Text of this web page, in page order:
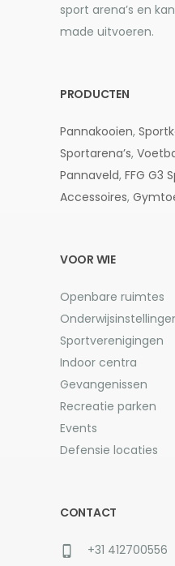
sport arena’s en
made uitvoeren.
PRODUCTEN
Pannakooien,
Sportarena’s,
Pannaveld, FFG G3
Accessoires,
VOOR WIE
Openbare ruimtes
Sportverenigingen
Indoor centra
Gevangenissen
Recreatie parken
Events
Defensie locaties
CONTACT
+31 412700556